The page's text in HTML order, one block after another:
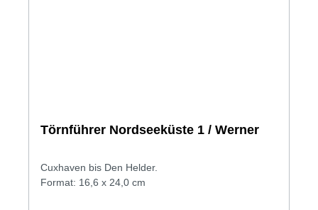
Törnführer Nordseeküste 1 / Werner
Cuxhaven bis Den Helder.
Format: 16,6 x 24,0 cm